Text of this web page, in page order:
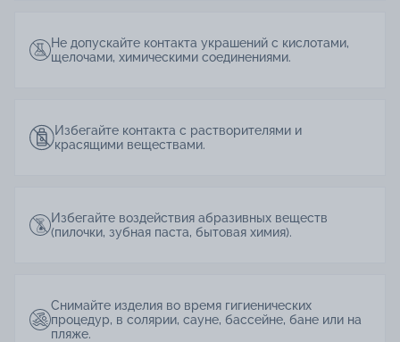
Не допускайте контакта украшений с кислотами,
щелочами, химическими соединениями.
Избегайте контакта с растворителями и
красящими веществами.
Избегайте воздействия абразивных веществ
(пилочки, зубная паста, бытовая химия).
Снимайте изделия во время гигиенических
процедур, в солярии, сауне, бассейне, бане или на
пляже.